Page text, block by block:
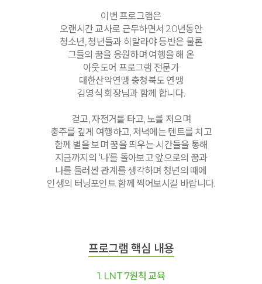
이번 프로그램은
오랜시간 교사로 근무하면서 20년동안
청소년, 청년들과 히말라야 등반은 물론
그들의 꿈을 응원하며 여행을 해 온
아웃도어 프로그램 전문가
대한산악연맹 충청북도 연맹
김영식 회장님과 함께 합니다.
걷고, 자전거를 타고, 노를 저으며
충주를 깊게 여행하고, 저녁에는 텐트를 치고
함께 별을 보며 꿈을 띄우는 시간들을 통해
지금까지의 ‘나’를 돌아보고 앞으로의 꿈과
나를 둘러싼 관계를 생각하며 청년의 때에
인생의 터닝포인트 함께 찍어보시길 바랍니다.
프로그램 핵심 내용
1. LNT 7원칙 교육